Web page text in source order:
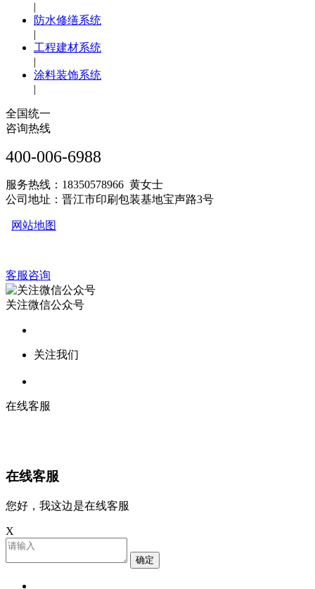
|
防水修缮系统
|
工程建材系统
|
涂料装饰系统
|
全国统一
咨询热线
400-006-6988
服务热线：18350578966 黄女士
公司地址：晋江市印刷包装基地宝声路3号
网站地图
客服咨询
关注微信公众号
关注我们
在线客服
在线客服
您好，我这边是在线客服
X
确定